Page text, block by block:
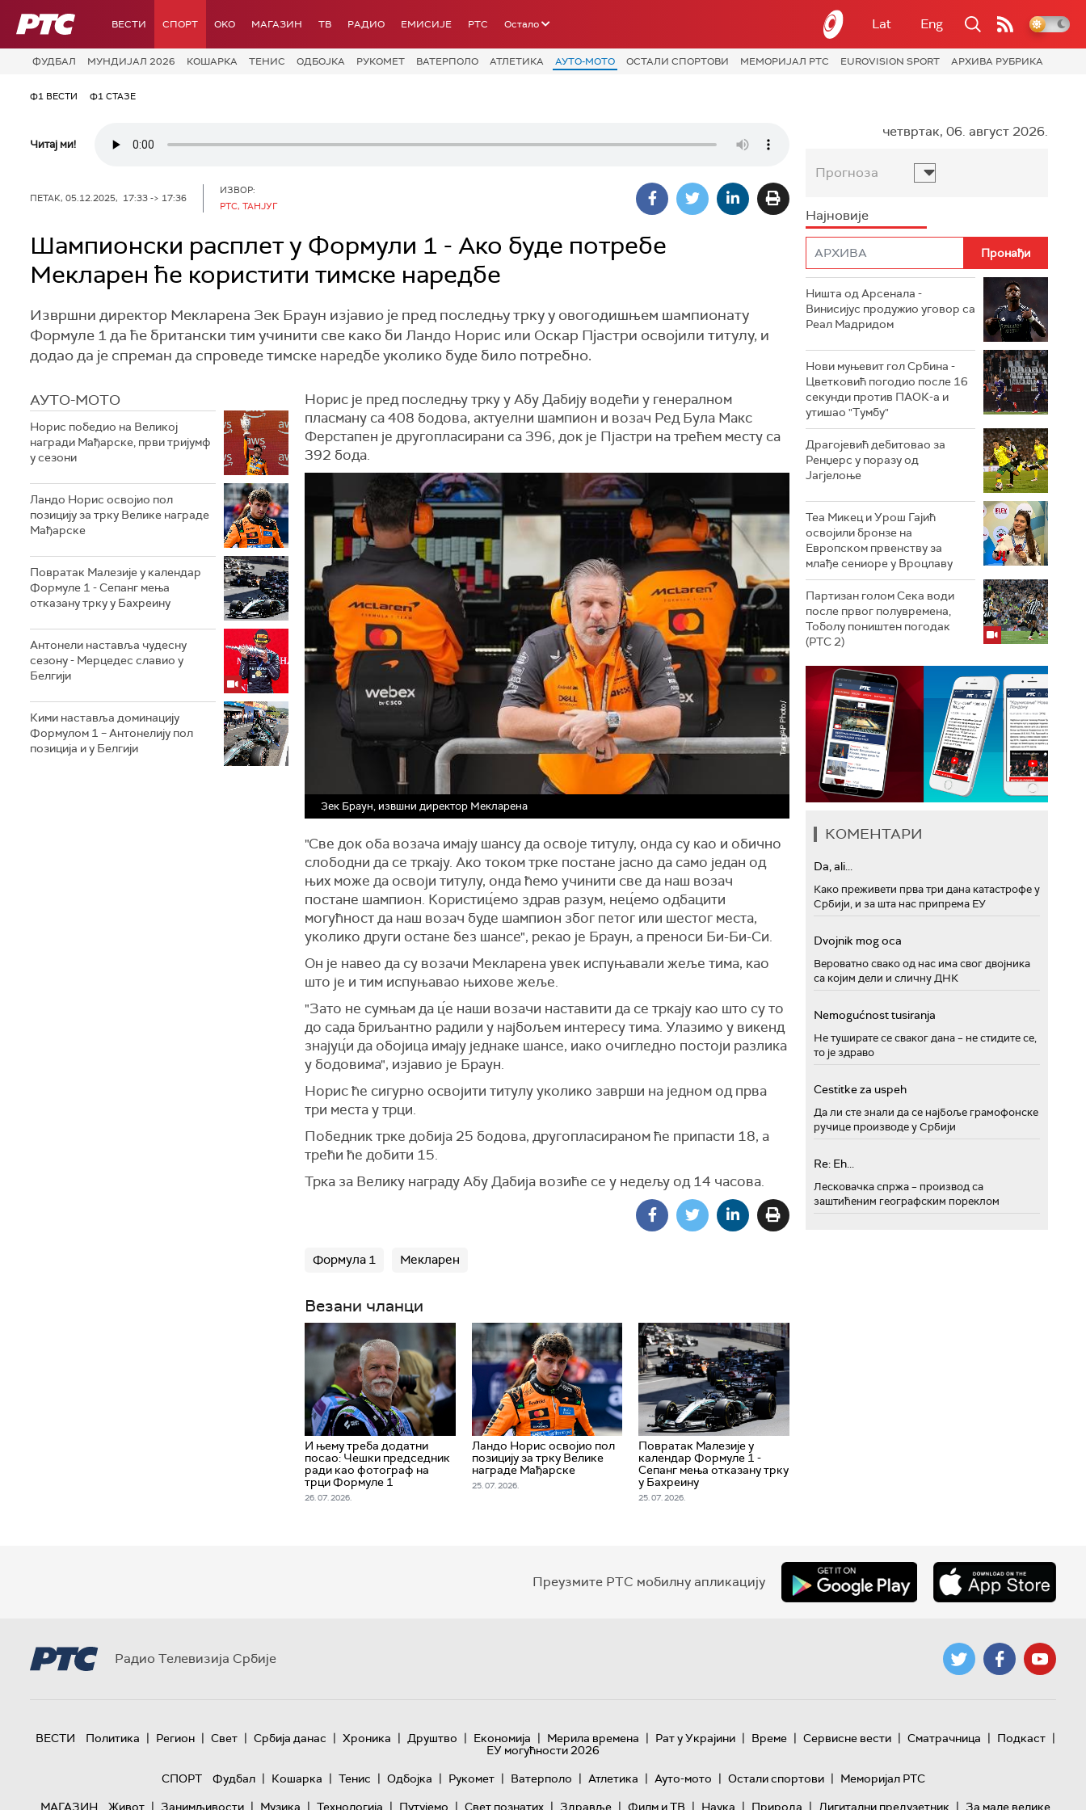
РТС ВЕСТИ СПОРТ OKO МАГАЗИН ТВ РАДИО ЕМИСИЈЕ РТС Остало Lat Eng
ФУДБАЛ МУНДИЈАЛ 2026 КОШАРКА ТЕНИС ОДБОЈКА РУКОМЕТ ВАТЕРПОЛО АТЛЕТИКА АУТО-МОТО ОСТАЛИ СПОРТОВИ МЕМОРИЈАЛ РТС EUROVISION SPORT АРХИВА РУБРИКА
Ф1 ВЕСТИ Ф1 СТАЗЕ
Читај ми!
ПЕТАК, 05.12.2025, 17:33 -> 17:36
ИЗВОР:
РТС, ТАНЈУГ
Шампионски расплет у Формули 1 - Ако буде потребе
Мекларен ће користити тимске наредбе
Извршни директор Мекларена Зек Браун изјавио је пред последњу трку у овогодишњем шампионату
Формуле 1 да ће британски тим учинити све како би Ландо Норис или Оскар Пјастри освојили титулу, и
додао да је спреман да спроведе тимске наредбе уколико буде било потребно.
АУТО-МОТО
Норис победио на Великој
награди Мађарске, први тријумф
у сезони
Ландо Норис освојио пол
позицију за трку Велике награде
Мађарске
Повратак Малезије у календар
Формуле 1 - Сепанг мења
отказану трку у Бахреину
Aнтонели наставља чудесну
сезону - Мерцедес славио у
Белгији
Кими наставља доминацију
Формулом 1 – Антонелију пол
позиција и у Белгији
Норис је пред последњу трку у Абу Дабију водећи у генералном
пласману са 408 бодова, актуелни шампион и возач Ред Була Макс
Ферстапен је другопласирани са 396, док је Пјастри на трећем месту са
392 бода.
Зек Браун, извшни директор Мекларена
"Све док оба возача имају шансу да освоје титулу, онда су као и обично
слободни да се тркају. Ако током трке постане јасно да само један од
њих може да освоји титулу, онда ћемо учинити све да наш возач
постане шампион. Користиц́емо здрав разум, нец́емо одбацити
могућност да наш возач буде шампион због петог или шестог места,
уколико други остане без шансе", рекао је Браун, а преноси Би-Би-Си.
Он је навео да су возачи Мекларена увек испуњавали жеље тима, као
што је и тим испуњавао њихове жеље.
"Зато не сумњам да ц́е наши возачи наставити да се тркају као што су то
до сада бриљантно радили у најбољем интересу тима. Улазимо у викенд
знајуц́и да обојица имају једнаке шансе, иако очигледно постоји разлика
у бодовима", изјавио је Браун.
Норис ће сигурно освојити титулу уколико заврши на једном од прва
три места у трци.
Победник трке добија 25 бодова, другопласираном ће припасти 18, а
трећи ће добити 15.
Трка за Велику награду Абу Дабија возиће се у недељу од 14 часова.
Формула 1 Мекларен
Везани чланци
И њему треба додатни
посао: Чешки председник
ради као фотограф на
трци Формуле 1
26. 07. 2026.
Ландо Норис освојио пол
позицију за трку Велике
награде Мађарске
25. 07. 2026.
Повратак Малезије у
календар Формуле 1 -
Сепанг мења отказану трку
у Бахреину
25. 07. 2026.
четвртак, 06. август 2026.
Прогноза
Најновије
Ништа од Арсенала -
Винисијус продужио уговор са
Реал Мадридом
Нови муњевит гол Србина -
Цветковић погодио после 16
секунди против ПАОК-а и
утишао "Тумбу"
Драгојевић дебитовао за
Ренџерс у поразу од
Јагјелоње
Теа Микец и Урош Гајић
освојили бронзе на
Европском првенству за
млађе сениоре у Вроцлаву
Партизан голом Сека води
после првог полувремена,
Тоболу поништен погодак
(РТС 2)
КОМЕНТАРИ
Da, ali...
Како преживети прва три дана катастрофе у
Србији, и за шта нас припрема ЕУ
Dvojnik mog oca
Вероватно свако од нас има свог двојника
са којим дели и сличну ДНК
Nemogućnost tusiranja
Не туширате се сваког дана – не стидите се,
то је здраво
Cestitke za uspeh
Да ли сте знали да се најбоље грамофонске
ручице производе у Србији
Re: Eh...
Лесковачка спржа – производ са
заштићеним географским пореклом
Преузмите РТС мобилну апликацију
Радио Телевизија Србије
ВЕСТИ Политика | Регион | Свет | Србија данас | Хроника | Друштво | Економија | Мерила времена | Рат у Украјини | Време | Сервисне вести | Сматрачница | Подкаст |
ЕУ могућности 2026
СПОРТ
Фудбал | Кошарка | Тенис | Одбојка | Рукомет | Ватерполо | Атлетика | Ауто-мото | Остали спортови | Меморијал РТС
МАГАЗИН
Живот Занимљивости Музика Технологијa Путујемо Свет познатих Здравље Филм и ТВ Наука Природа Дигитални предузетник За мале велике